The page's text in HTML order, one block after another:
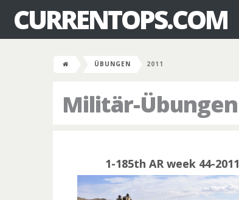
CURRENTOPS.COM
ÜBUNGEN 2011
Militär-Übungen
1-185th AR week 44-2011